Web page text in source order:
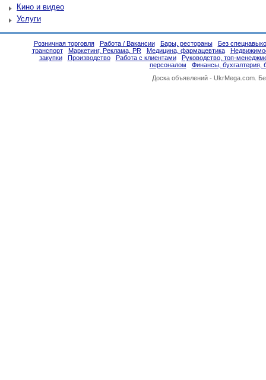
Кино и видео
Услуги
Розничная торговля Работа / Вакансии Бары, рестораны
Без
транспорт
Маркетинг, Реклама, PR Медицина, фармацевтика
закупки
Производство Работа с клиентами
Руководство, топ-
персоналом
Финансы, бухгалтерия,
Доска объявлений - UkrMega.com.